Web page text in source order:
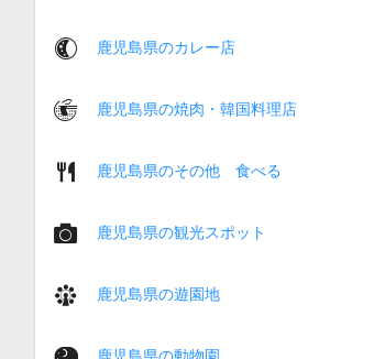
鹿児島県のカレー店
鹿児島県の焼肉・韓国料理店
鹿児島県のその他 食べる
鹿児島県の観光スポット
鹿児島県の遊園地
鹿児島県の動物園